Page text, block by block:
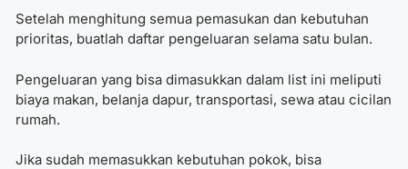
Setelah menghitung semua pemasukan dan kebutuhan
prioritas, buatlah daftar pengeluaran selama satu bulan.
Pengeluaran yang bisa dimasukkan dalam list ini meliputi
biaya makan, belanja dapur, transportasi, sewa atau cicilan
rumah.
Jika sudah memasukkan kebutuhan pokok, bisa